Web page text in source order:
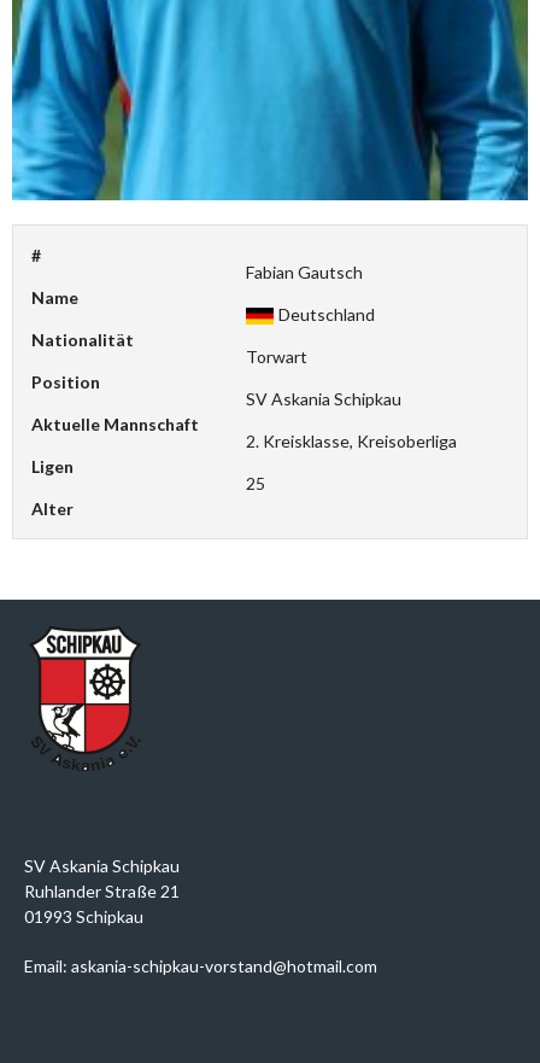
#
Name
Fabian Gautsch
Nationalität
Deutschland
Position
Torwart
Aktuelle Mannschaft
SV Askania Schipkau
Ligen
2. Kreisklasse, Kreisoberliga
Alter
25
SV Askania Schipkau
Ruhlander Straße 21
01993 Schipkau
Email: askania-schipkau-vorstand@hotmail.com